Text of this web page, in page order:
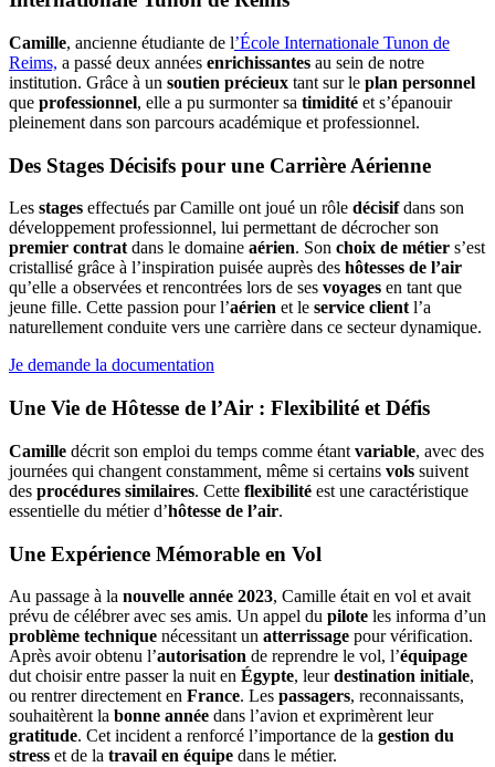
Camille, ancienne étudiante de l’École Internationale Tunon de
Reims, a passé deux années enrichissantes au sein de notre
institution. Grâce à un soutien précieux tant sur le plan personnel
que professionnel, elle a pu surmonter sa timidité et s’épanouir
pleinement dans son parcours académique et professionnel.
Des Stages Décisifs pour une Carrière Aérienne
Les stages effectués par Camille ont joué un rôle décisifdans son
développement professionnel, lui permettant de décrocher son
premier contratdans le domaine aérien. Son choix de métier s’est
cristallisé grâce à l’inspiration puisée auprès des hôtesses de l’air
qu’elle a observées et rencontrées lors de ses voyages en tant que
jeune fille. Cette passion pour l’aérien et le service clientl’a
naturellement conduite vers une carrière dans ce secteur dynamique.
Je demande la documentation
Une Vie de Hôtesse de l’Air : Flexibilité et Défis
Camille décrit son emploi du temps comme étant variable, avec des
journées qui changent constamment, même si certains vols suivent
des procédures similaires. Cette flexibilité est une caractéristique
essentielle du métier d’hôtesse de l’air.
Une Expérience Mémorable en Vol
Au passage à la nouvelle année 2023, Camille était en vol et avait
prévu de célébrer avec ses amis. Un appel du pilote les informa d’un
problème technique nécessitant un atterrissage pour vérification.
Après avoir obtenu l’autorisation de reprendre le vol, l’équipage
dut choisir entre passer la nuit en Égypte, leurdestination initiale,
ou rentrer directement en France. Les passagers, reconnaissants,
souhaitèrent la bonne année dans l’avion et exprimèrent leur
gratitude. Cet incident a renforcé l’importance de la gestion du
stress et de la travail en équipe dans le métier.